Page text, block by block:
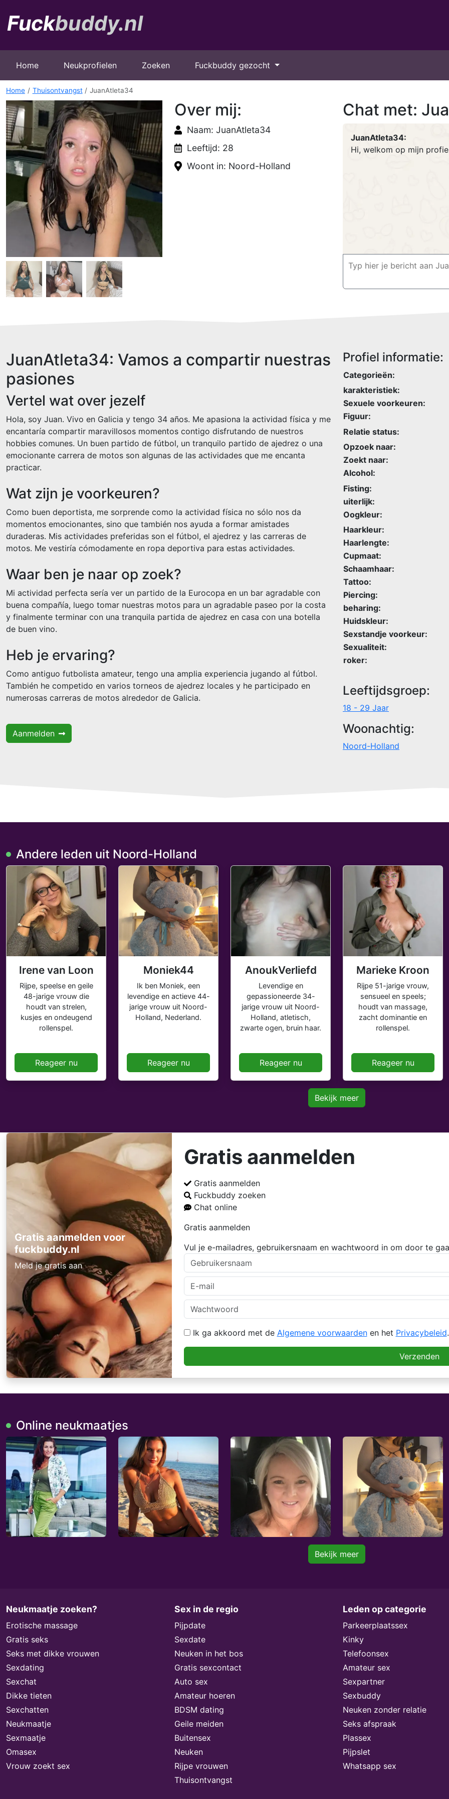
Home Neukprofielen Zoeken Fuckbuddy gezocht
Home Thuisontvangst JuanAtleta34
Over mij:
Naam: JuanAtleta34
Leeftijd: 28
Woont in: Noord-Holland
Chat met:
JuanAtleta34:
Hi, welkom op mijn
JuanAtleta34: Vamos a compartir nuestras
pasiones
Vertel wat over jezelf
Hola, soy Juan. Vivo en Galicia y tengo 34 años. Me apasiona la actividad física y me
encantaría compartir maravillosos momentos contigo disfrutando de nuestros
hobbies comunes. Un buen partido de fútbol, un tranquilo partido de ajedrez o una
emocionante carrera de motos son algunas de las actividades que me encanta
practicar.
Wat zijn je voorkeuren?
Como buen deportista, me sorprende como la actividad física no sólo nos da
momentos emocionantes, sino que también nos ayuda a formar amistades
duraderas. Mis actividades preferidas son el fútbol, el ajedrez y las carreras de
motos. Me vestiría cómodamente en ropa deportiva para estas actividades.
Waar ben je naar op zoek?
Mi actividad perfecta sería ver un partido de la Eurocopa en un bar agradable con
buena compañía, luego tomar nuestras motos para un agradable paseo por la costa
y finalmente terminar con una tranquila partida de ajedrez en casa con una botella
de buen vino.
Heb je ervaring?
Como antiguo futbolista amateur, tengo una amplia experiencia jugando al fútbol.
También he competido en varios torneos de ajedrez locales y he participado en
numerosas carreras de motos alrededor de Galicia.
Aanmelden
Profiel informatie:
Categorieën:
karakteristiek:
Sexuele voorkeuren:
Figuur:
Relatie status:
Opzoek naar:
Zoekt naar:
Alcohol:
Fisting:
uiterlijk:
Oogkleur:
Haarkleur:
Haarlengte:
Cupmaat:
Schaamhaar:
Tattoo:
Piercing:
beharing:
Huidskleur:
Sexstandje voorkeur:
Sexualiteit:
roker:
Leeftijdsgroep:
18 - 29 Jaar
Woonachtig:
Noord-Holland
Andere leden uit Noord-Holland
Irene van Loon
Rijpe, speelse en geile
48-jarige vrouw die
houdt van strelen,
kusjes en ondeugend
rollenspel.
Reageer nu
Moniek44
Ik ben Moniek, een
levendige en actieve 44-
jarige vrouw uit Noord-
Holland, Nederland.
Reageer nu
AnoukVerliefd
Levendige en
gepassioneerde 34-
jarige vrouw uit Noord-
Holland, atletisch,
zwarte ogen, bruin haar.
Reageer nu
Marieke Kroon
Rijpe 51-jarige vrouw,
sensueel en speels;
houdt van massage,
zacht dominantie en
rollenspel.
Reageer nu
Bekijk meer
Gratis aanmelden voor
fuckbuddy.nl
Meld je gratis aan
Gratis aanmelden
Gratis aanmelden
Fuckbuddy zoeken
Chat online
Gratis aanmelden
Vul je e-mailadres, gebruikersnaam en wachtwoord in om door te
Ik ga akkoord met de Algemene voorwaardenen het Privacybeleid.
Verzenden
Online neukmaatjes
Bekijk meer
Neukmaatje zoeken?
Erotische massage
Gratis seks
Seks met dikke vrouwen
Sexdating
Sexchat
Dikke tieten
Sexchatten
Neukmaatje
Sexmaatje
Omasex
Vrouw zoekt sex
Sex in de regio
Pijpdate
Sexdate
Neuken in het bos
Gratis sexcontact
Auto sex
Amateur hoeren
BDSM dating
Geile meiden
Buitensex
Neuken
Rijpe vrouwen
Thuisontvangst
Leden op categorie
Parkeerplaatssex
Kinky
Telefoonsex
Amateur sex
Sexpartner
Sexbuddy
Neuken zonder relatie
Seks afspraak
Plassex
Pijpslet
Whatsapp sex